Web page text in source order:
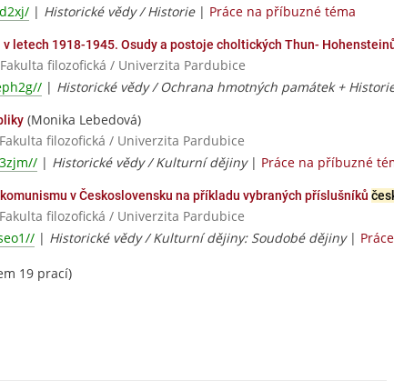
| Historické vědy / Historie| Práce na příbuzné téma
v letech 1918-1945. Osudy a postoje choltických Thun-
filozofická / Univerzita Pardubice
| Historické vědy / Ochrana hmotných památek +
(Monika Lebedová)
filozofická / Univerzita Pardubice
| Historické vědy / Kulturní dějiny| Práce na příbuzné
v Československu na příkladu vybraných příslušníků
filozofická / Univerzita Pardubice
| Historické vědy / Kulturní dějiny: Soudobé dějiny|
19 prací)